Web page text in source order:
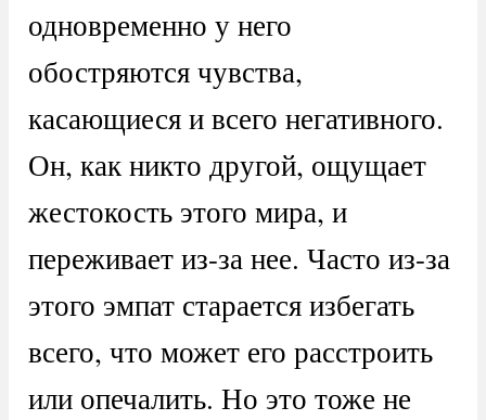
одновременно у него
обостряются чувства,
касающиеся и всего негативного.
Он, как никто другой, ощущает
жестокость этого мира, и
переживает из-за нее. Часто из-за
этого эмпат старается избегать
всего, что может его расстроить
или опечалить. Но это тоже не